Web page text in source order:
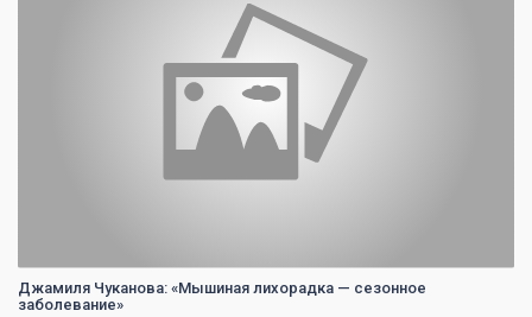
Джамиля Чуканова: «Мышиная лихорадка — сезонное
заболевание»